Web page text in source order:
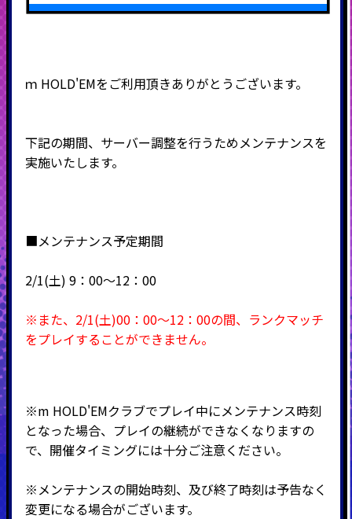
ｍ HOLD'EMをご利用頂きありがとうございます。
下記の期間、サーバー調整を行うためメンテナンスを
実施いたします。
■メンテナンス予定期間
2/1(土) 9：00～12：00
※また、2/1(土)00：00～12：00の間、ランクマッチ
をプレイすることができません。
※m HOLD'EMクラブでプレイ中にメンテナンス時刻
となった場合、プレイの継続ができなくなりますの
で、開催タイミングには十分ご注意ください。
※メンテナンスの開始時刻、及び終了時刻は予告なく
変更になる場合がございます。